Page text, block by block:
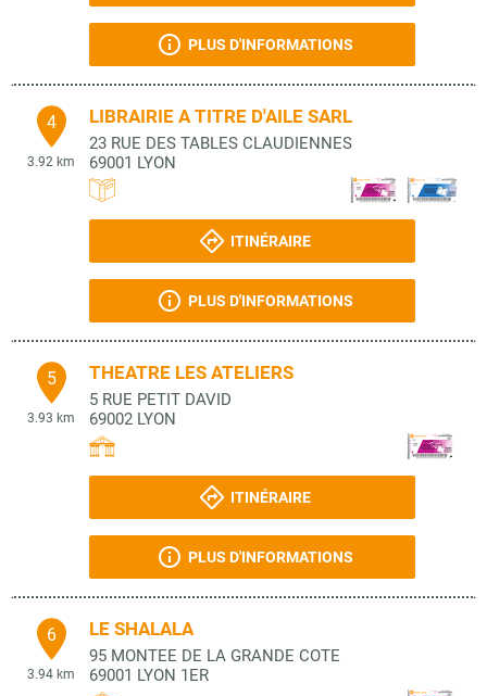
PLUS D'INFORMATIONS
4
3.92 km
LIBRAIRIE A TITRE D'AILE SARL
23 RUE DES TABLES CLAUDIENNES
69001 LYON
ITINÉRAIRE
PLUS D'INFORMATIONS
5
3.93 km
THEATRE LES ATELIERS
5 RUE PETIT DAVID
69002 LYON
ITINÉRAIRE
PLUS D'INFORMATIONS
6
3.94 km
LE SHALALA
95 MONTEE DE LA GRANDE COTE
69001 LYON 1ER